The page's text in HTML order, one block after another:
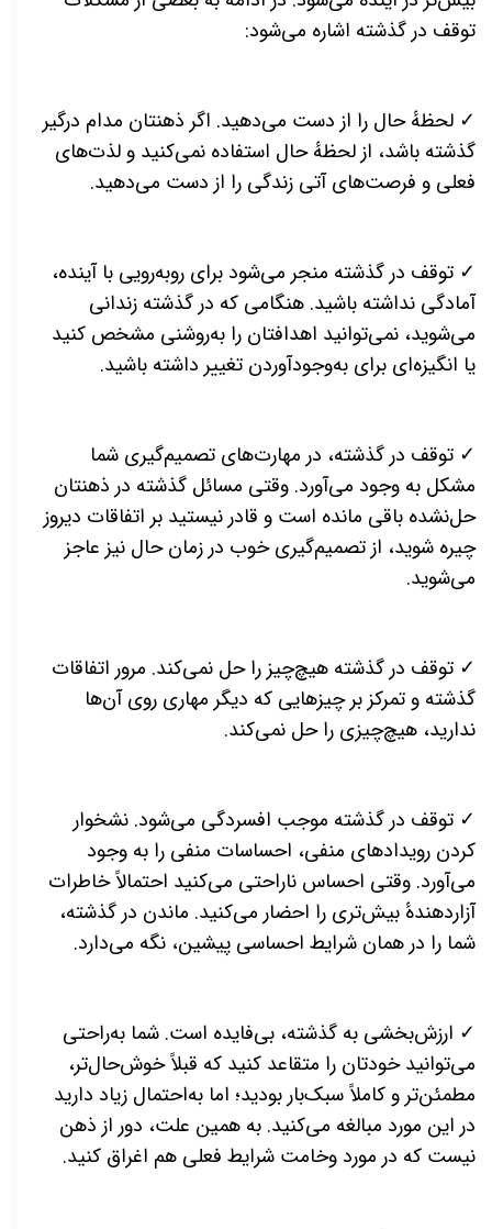
توقف در گذشته اشاره می‌شود:
✓ لحظهٔ حال را از دست می‌دهید. اگر ذهنتان مدام درگیر
گذشته باشد، از لحظهٔ حال استفاده نمی‌کنید و لذت‌های
فعلی و فرصت‌های آتی زندگی را از دست می‌دهید.
✓ توقف در گذشته منجر می‌شود برای روبه‌رویی با آینده،
آمادگی نداشته باشید. هنگامی که در گذشته زندانی
می‌شوید، نمی‌توانید اهدافتان را به‌روشنی مشخص کنید
یا انگیزه‌ای برای به‌وجودآوردن تغییر داشته باشید.
✓ توقف در گذشته، در مهارت‌های تصمیم‌گیری شما
مشکل به وجود می‌آورد. وقتی مسائل گذشته در ذهنتان
حل‌نشده باقی مانده است و قادر نیستید بر اتفاقات دیروز
چیره شوید، از تصمیم‌گیری خوب در زمان حال نیز عاجز
می‌شوید.
✓ توقف در گذشته هیچ‌چیز را حل نمی‌کند. مرور اتفاقات
گذشته و تمرکز بر چیزهایی که دیگر مهاری روی آن‌ها
ندارید، هیچ‌چیزی را حل نمی‌کند.
✓ توقف در گذشته موجب افسردگی می‌شود. نشخوار
کردن رویدادهای منفی، احساسات منفی را به وجود
می‌آورد. وقتی احساس ناراحتی می‌کنید احتمالاً خاطرات
آزاردهندهٔ بیش‌تری را احضار می‌کنید. ماندن در گذشته،
شما را در همان شرایط احساسی پیشین، نگه می‌دارد.
✓ ارزش‌بخشی به گذشته، بی‌فایده است. شما به‌راحتی
می‌توانید خودتان را متقاعد کنید که قبلاً خوش‌حال‌تر،
مطمئن‌تر و کاملاً سبک‌بار بودید؛ اما به‌احتمال زیاد دارید
در این مورد مبالغه می‌کنید. به همین علت، دور از ذهن
نیست که در مورد وخامت شرایط فعلی هم اغراق کنید.